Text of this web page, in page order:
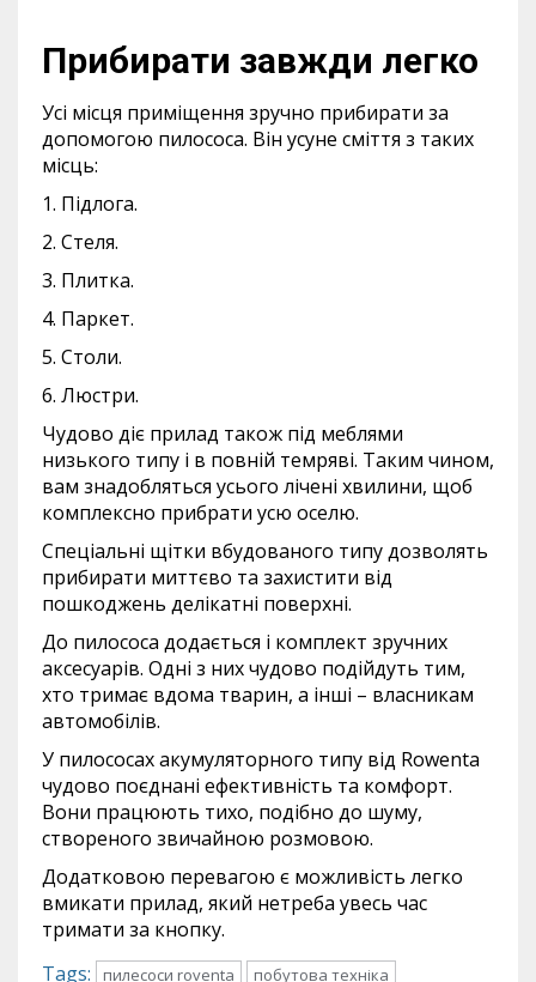
Прибирати завжди легко
Усі місця приміщення зручно прибирати за
допомогою пилососа. Він усуне сміття з таких
місць:
1. Підлога.
2. Стеля.
3. Плитка.
4. Паркет.
5. Столи.
6. Люстри.
Чудово діє прилад також під меблями
низького типу і в повній темряві. Таким чином,
вам знадобляться усього лічені хвилини, щоб
комплексно прибрати усю оселю.
Спеціальні щітки вбудованого типу дозволять
прибирати миттєво та захистити від
пошкоджень делікатні поверхні.
До пилососа додається і комплект зручних
аксесуарів. Одні з них чудово подійдуть тим,
хто тримає вдома тварин, а інші – власникам
автомобілів.
У пилососах акумуляторного типу від Rowenta
чудово поєднані ефективність та комфорт.
Вони працюють тихо, подібно до шуму,
створеного звичайною розмовою.
Додатковою перевагою є можливість легко
вмикати прилад, який нетреба увесь час
тримати за кнопку.
Tags:
пилесоси roventa побутова техніка